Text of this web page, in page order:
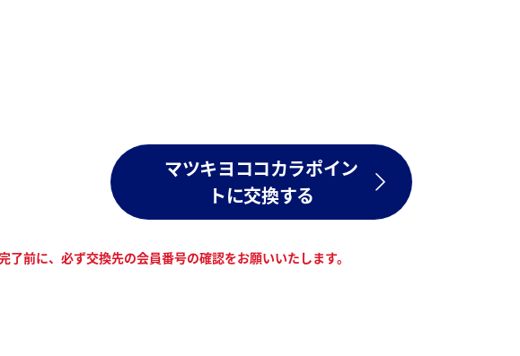
マツキヨココカラポイン
トに交換する
前に、必ず交換先の会員番号の確認をお願いいたします。